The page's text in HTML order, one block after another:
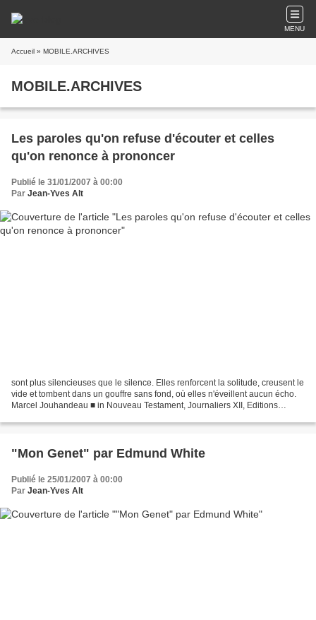
MENU
Accueil » MOBILE.ARCHIVES
MOBILE.ARCHIVES
Les paroles qu'on refuse d'écouter et celles
qu'on renonce à prononcer
Publié le 31/01/2007 à 00:00
Par Jean-Yves Alt
sont plus silencieuses que le silence. Elles renforcent la solitude, creusent le
vide et tombent dans un gouffre sans fond, où elles n'éveillent aucun écho.
Marcel Jouhandeau ■ in Nouveau Testament, Journaliers XII, Editions
"Mon Genet" par Edmund White
Publié le 25/01/2007 à 00:00
Par Jean-Yves Alt